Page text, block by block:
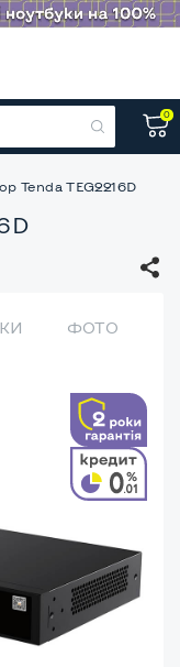
0
Tenda TEG2216D
ФОТО